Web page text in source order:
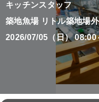
キッチンスタッフ
築地魚場 リトル築地場外
2026/07/05（日） 08:00